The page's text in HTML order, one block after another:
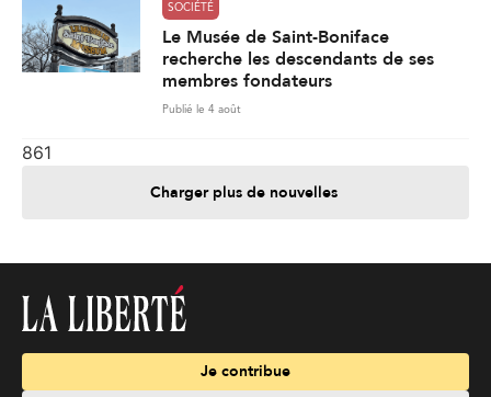
SOCIÉTÉ
Le Musée de Saint-Boniface
recherche les descendants de ses
membres fondateurs
Publié le 4 août
861
Charger plus de nouvelles
Je contribue